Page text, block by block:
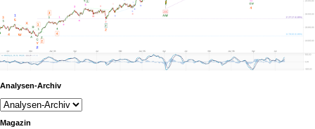
Analysen-Archiv
Magazin